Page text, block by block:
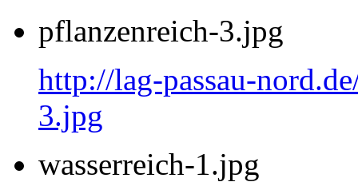
pflanzenreich-3.jpg
http://lag-passau-
3.jpg
wasserreich-1.jpg